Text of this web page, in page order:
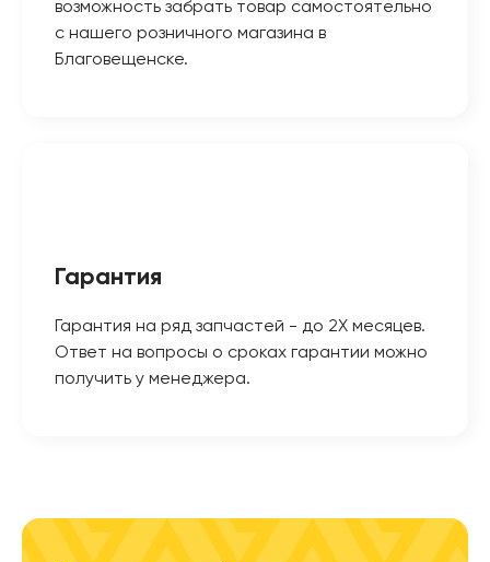
возможность забрать товар самостоятельно
с нашего розничного магазина в
Благовещенске.
Гарантия
Гарантия на ряд запчастей - до 2Х месяцев.
Ответ на вопросы о сроках гарантии можно
получить у менеджера.